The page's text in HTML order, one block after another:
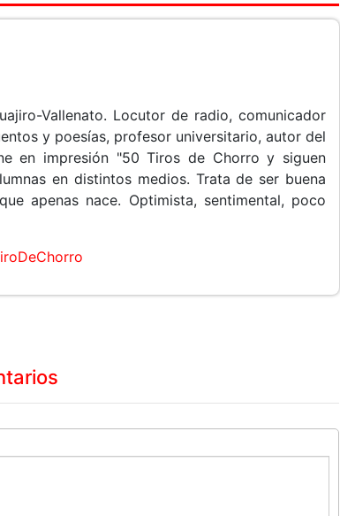
Vallenato. Locutor de radio, comunicador
y poesías, profesor universitario, autor del
en impresión "50 Tiros de Chorro y siguen
en distintos medios. Trata de ser buena
apenas nace. Optimista, sentimental, poco